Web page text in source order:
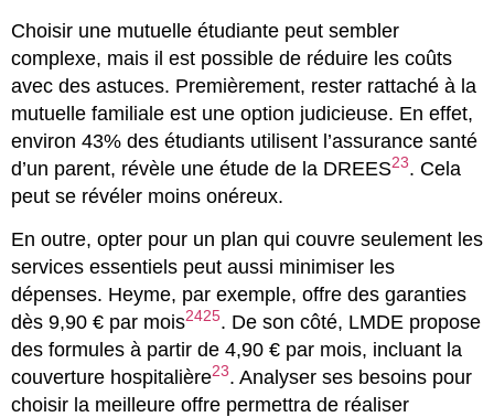
Choisir une mutuelle étudiante peut sembler
complexe, mais il est possible de réduire les coûts
avec des astuces. Premièrement, rester rattaché à la
mutuelle familiale est une option judicieuse. En effet,
environ 43% des étudiants utilisent l’assurance santé
d’un parent, révèle une étude de la DREES23. Cela
peut se révéler moins onéreux.
En outre, opter pour un plan qui couvre seulement les
services essentiels peut aussi minimiser les
dépenses. Heyme, par exemple, offre des garanties
dès 9,90 € par mois2425. De son côté, LMDE propose
des formules à partir de 4,90 € par mois, incluant la
couverture hospitalière23. Analyser ses besoins pour
choisir la meilleure offre permettra de réaliser